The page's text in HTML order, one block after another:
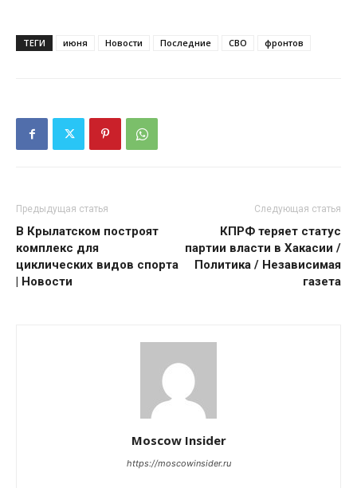
ТЕГИ июня Новости Последние СВО фронтов
Предыдущая статья
В Крылатском построят
комплекс для
циклических видов спорта
| Новости
Следующая статья
КПРФ теряет статус
партии власти в Хакасии /
Политика / Независимая
газета
Moscow Insider
https://moscowinsider.ru